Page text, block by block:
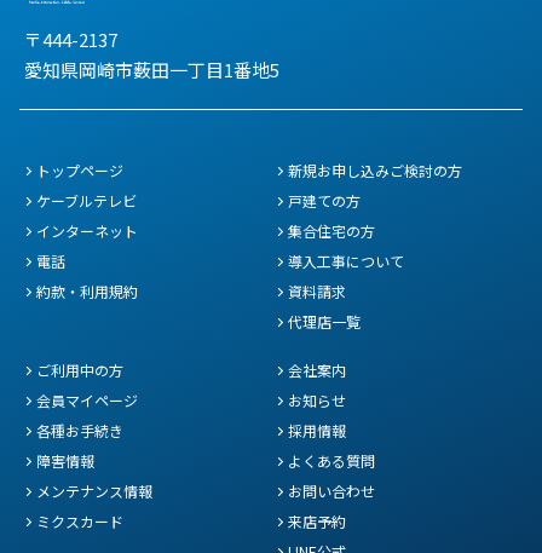
〒444-2137
愛知県岡崎市薮田一丁目1番地5
トップページ
ケーブルテレビ
インターネット
電話
約款・利用規約
新規お申し込みご検討の方
戸建ての方
集合住宅の方
導入工事について
資料請求
代理店一覧
ご利用中の方
会員マイページ
各種お手続き
障害情報
メンテナンス情報
ミクスカード
会社案内
お知らせ
採用情報
よくある質問
お問い合わせ
来店予約